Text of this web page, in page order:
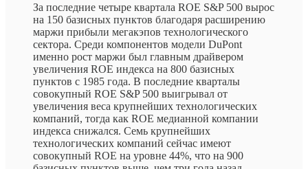
За последние четыре квартала ROE S&P 500 вырос
на 150 базисных пунктов благодаря расширению
маржи прибыли мегакэпов технологического
сектора. Среди компонентов модели DuPont
именно рост маржи был главным драйвером
увеличения ROE индекса на 800 базисных
пунктов с 1985 года. В последние кварталы
совокупный ROE S&P 500 выигрывал от
увеличения веса крупнейших технологических
компаний, тогда как ROE медианной компании
индекса снижался. Семь крупнейших
технологических компаний сейчас имеют
совокупный ROE на уровне 44%, что на 900